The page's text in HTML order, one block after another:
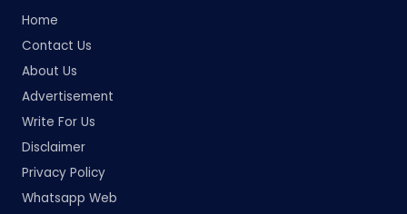
Home
Contact Us
About Us
Advertisement
Write For Us
Disclaimer
Privacy Policy
Whatsapp Web